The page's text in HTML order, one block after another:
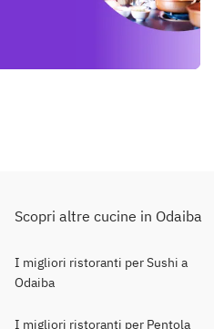
Scopri altre cucine in Odaiba
I migliori ristoranti per Sushi a
Odaiba
I migliori ristoranti per Pentola